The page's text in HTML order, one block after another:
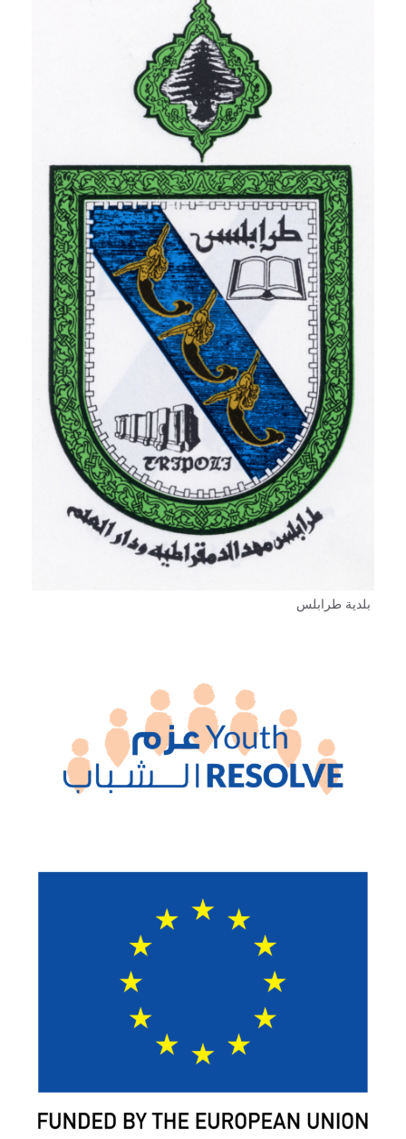
بلدية طرابلس